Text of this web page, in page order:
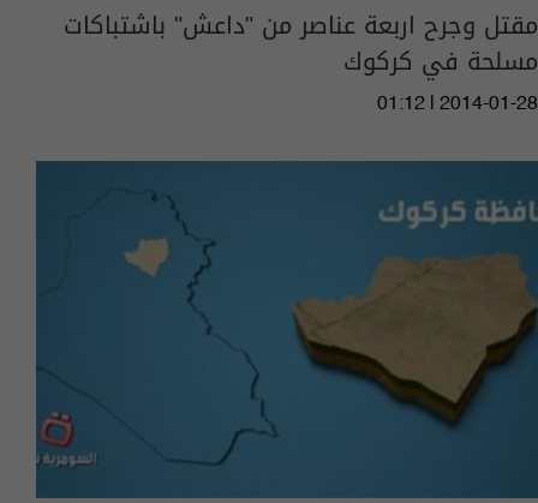
مقتل وجرح اربعة عناصر من "داعش" باشتباكات
مسلحة في كركوك
01:12 | 2014-01-28